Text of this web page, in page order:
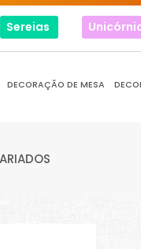
Sereias
DECORAÇÃO DE MESA